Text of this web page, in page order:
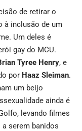
de retirar o
à inclusão de um
Um deles é
gay do MCU.
Tyree Henry, e
por Haaz Sleiman.
um beijo
ainda é
levando filmes
a serem banidos